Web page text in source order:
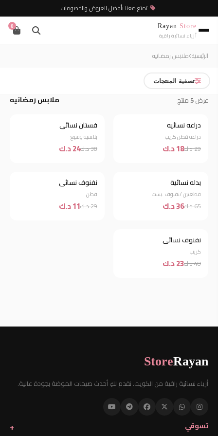
تمتع معنا بأفضل العروض والخصومات
Rayan Store
أزياء نسائية راقية
0
الرئيسية ملابس رمضانيه
تصفية المنتجات
عرض5 منتج ملابس رمضانيه
خصم 38%
دراعه نسائيه
دراعه قطن كريب
29 د.ك 18 د.ك
خصم 37%
فستان نسائي
بلاسيه وسيع
38 د.ك 24 د.ك
بدله نسائية
قطعتين /نفنوف .بشت
65 د.ك 36 د.ك
خصم 62%
نفنوف نسائي
قطن
29 د.ك 11 د.ك
خصم 52%
نفنوف نسائي
كريب
48 د.ك 23 د.ك
Rayan
Store
أزياء نسائية راقية من الكويت. نقدم لكِ أحدث صيحات الموضة بجودة عالية.
تسوقي